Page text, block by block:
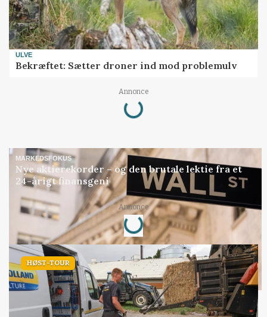
ULVE
Bekræftet: Sætter droner ind mod problemulv
Annonce
Loading...
MARKEDSFOKUS
Nye aktierekorder – og den brutale lektie fra et
24-årigt finansgeni
Annonce
Loading...
HØST-TOUR